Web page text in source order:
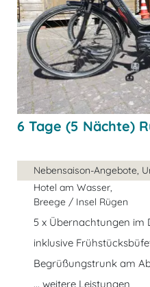
6 Tage (5 Nächte)
Nebensaison-Angebote,
Hotel am Wasser,
Breege / Insel Rügen
5 x Übernachtungen im
inklusive
Begrüßungstrunk am
... weitere Leistungen